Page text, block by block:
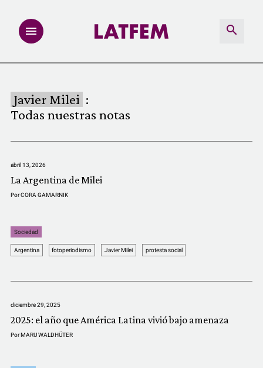
INVESTIGACIONES
MULTIMEDIA
PRODUCTOS
QUIÉNES SOMOS
Javier Milei :
Todas nuestras notas
abril 13, 2026
La Argentina de Milei
PorCORA GAMARNIK
Sociedad
Argentina fotoperiodismo Javier Milei protesta social
diciembre 29, 2025
2025: el año que América Latina vivió bajo amenaza
PorMARU WALDHÜTER